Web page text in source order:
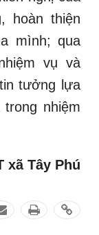
hoàn thiện
mình; qua
vụ và
tưởng lựa
nhiệm
xã Tây Phú